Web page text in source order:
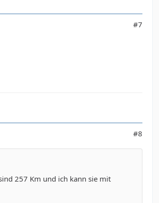
#7
#8
257 Km und ich kann sie mit